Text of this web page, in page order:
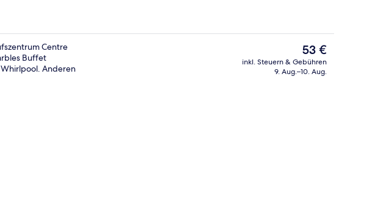
Centre
Buffet
Anderen
Der
aktuelle
Preis
53 €
inkl. Steuern & Gebühren
9. Aug.–10. Aug.